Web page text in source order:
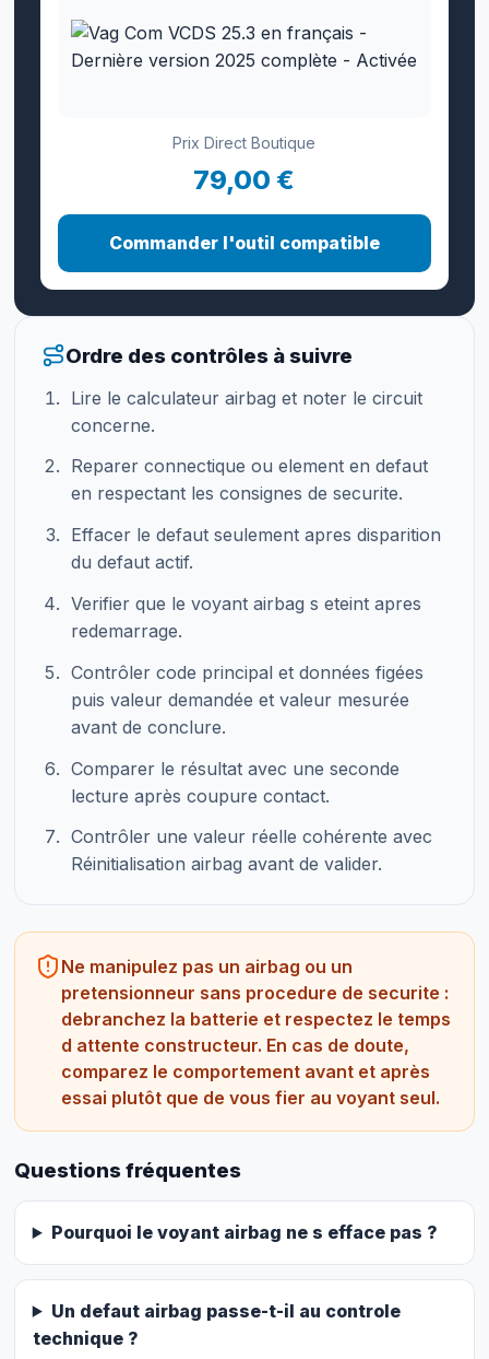
Prix Direct Boutique
79,00 €
Commander l'outil compatible
Ordre des contrôles à suivre
Lire le calculateur airbag et noter le circuit
concerne.
Reparer connectique ou element en defaut
en respectant les consignes de securite.
Effacer le defaut seulement apres disparition
du defaut actif.
Verifier que le voyant airbag s eteint apres
redemarrage.
Contrôler code principal et données figées
puis valeur demandée et valeur mesurée
avant de conclure.
Comparer le résultat avec une seconde
lecture après coupure contact.
Contrôler une valeur réelle cohérente avec
Réinitialisation airbag avant de valider.
Ne manipulez pas un airbag ou un
pretensionneur sans procedure de securite :
debranchez la batterie et respectez le temps
d attente constructeur. En cas de doute,
comparez le comportement avant et après
essai plutôt que de vous fier au voyant seul.
Questions fréquentes
Pourquoi le voyant airbag ne s efface pas ?
Un defaut airbag passe-t-il au controle
technique ?